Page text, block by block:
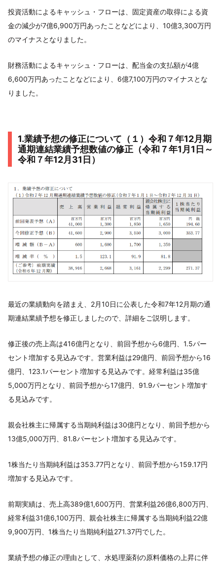
投資活動によるキャッシュ・フローは、固定資産の取得による資
金の減少が7億6,900万円あったことなどにより、10億3,300万円
のマイナスとなりました。
財務活動によるキャッシュ・フローは、配当金の支払額が4億
6,600万円あったことなどにより、6億7,100万円のマイナスとな
りました。
1.業績予想の修正について（１）令和７年12月期
通期連結業績予想数値の修正（令和７年1月1日～
令和７年12月31日）
最近の業績動向を踏まえ、2月10日に公表した令和7年12月期の通
期連結業績予想を修正しましたので、詳細をご説明します。
修正後の売上高は416億円となり、前回予想から6億円、1.5パー
セント増加する見込みです。営業利益は29億円、前回予想から16
億円、123.1パーセント増加する見込みです。経常利益は35億
5,000万円となり、前回予想から17億円、91.9パーセント増加す
る見込みです。
親会社株主に帰属する当期純利益は30億円となり、前回予想から
13億5,000万円、81.8パーセント増加する見込みです。
1株当たり当期純利益は353.77円となり、前回予想から159.17円
増加する見込みです。
前期実績は、売上高389億1,600万円、営業利益26億6,800万円、
経常利益31億6,100万円、親会社株主に帰属する当期純利益22億
9,900万円、1株当たり当期純利益271.37円でした。
業績予想の修正の理由として、水処理薬剤の原料価格の上昇に伴